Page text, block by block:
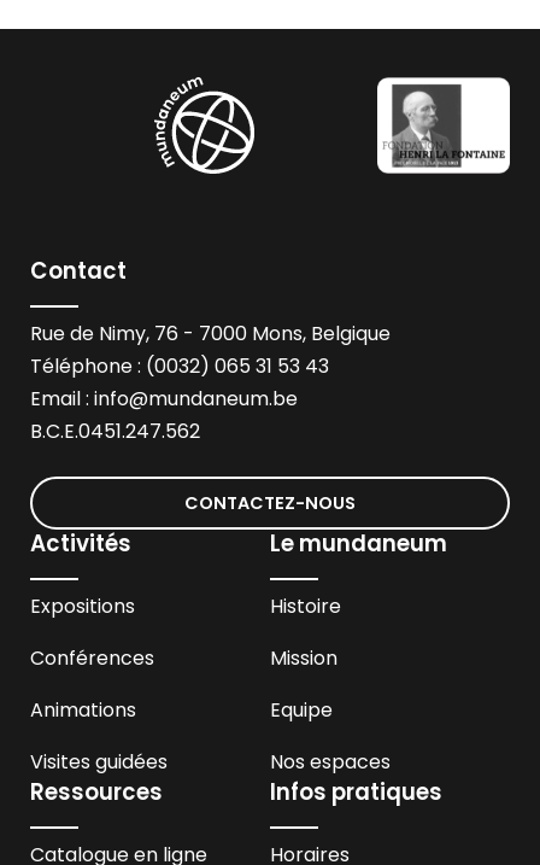
Contact
Rue de Nimy, 76 - 7000 Mons, Belgique
Téléphone : (0032) 065 31 53 43
Email : info@mundaneum.be
B.C.E.0451.247.562
CONTACTEZ-NOUS
Activités
Expositions
Conférences
Animations
Visites guidées
Le mundaneum
Histoire
Mission
Equipe
Nos espaces
Ressources
Catalogue en ligne
Infos pratiques
Horaires